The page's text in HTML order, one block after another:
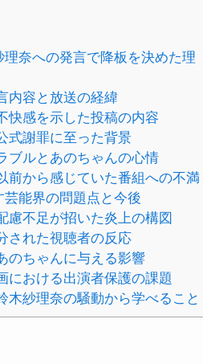
奈への発言で降板を決めた理
内容と放送の経緯
快感を示した投稿の内容
式謝罪に至った背景
ブルとあのちゃんの心情
前から感じていた番組への不満
能界の問題点と今後
慮不足が招いた炎上の構図
された視聴者の反応
のちゃんに与える影響
における出演者保護の課題
木紗理奈の騒動から学べること